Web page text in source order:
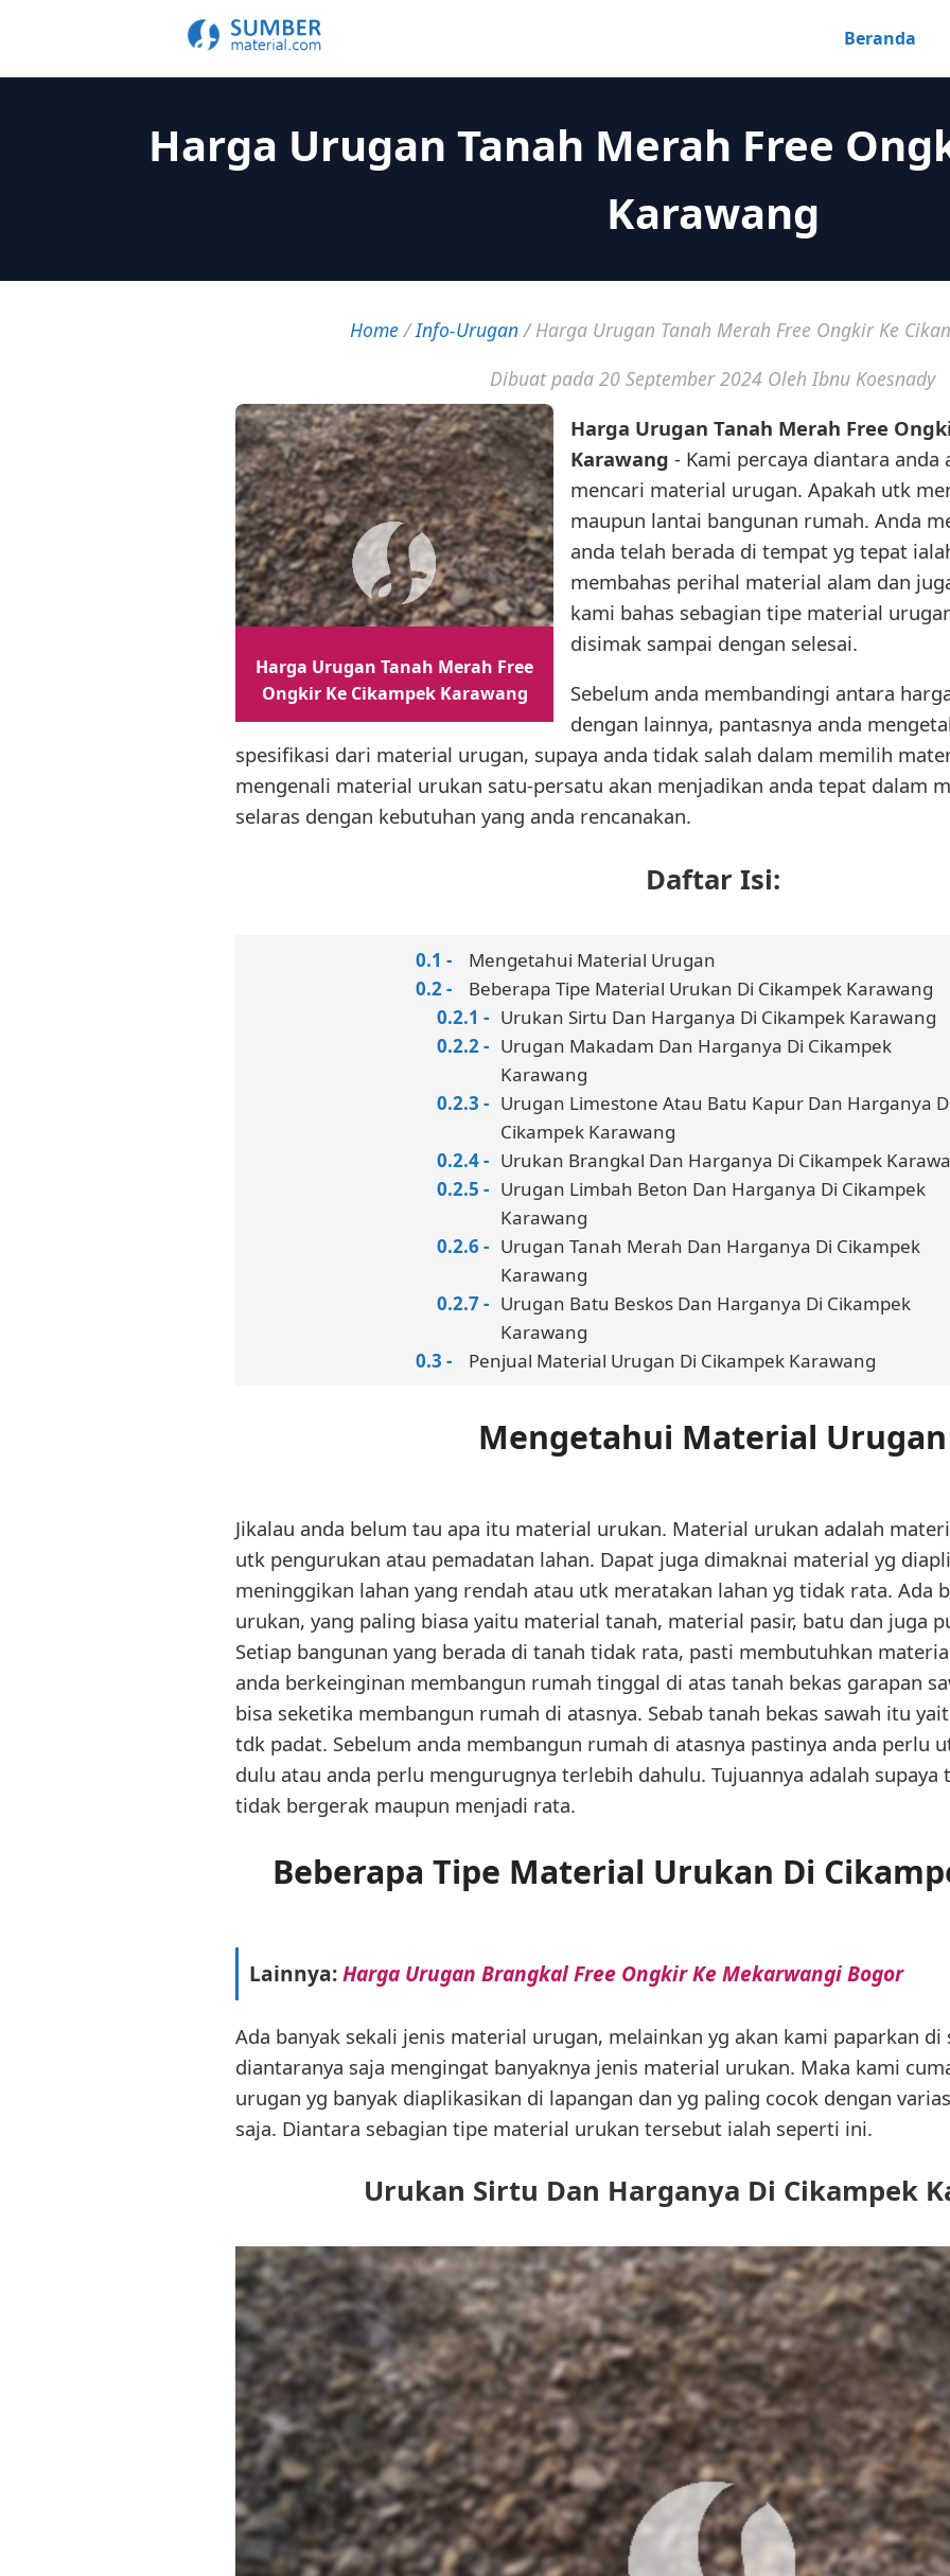
Beranda
Harga Urugan Tanah Merah Free
Karawang
Home/Info-Urugan/Harga Urugan Tanah Merah Free Ongkir Ke
Dibuat pada 20 September 2024 Oleh Ibnu Koesnady
Harga Urugan Tanah Merah Free
Ongkir Ke Cikampek Karawang
Harga Urugan Tanah Merah Free
Karawang - Kami percaya diantara anda
mencari material urugan. Apakah utk
maupun lantai bangunan rumah. Anda
anda telah berada di tempat yg tepat
membahas perihal material alam dan
kami bahas sebagian tipe material
disimak sampai dengan selesai.
Sebelum anda membandingi antara
dengan lainnya, pantasnya anda
spesifikasi dari material urugan, supaya anda tidak salah dalam memilih
mengenali material urukan satu-persatu akan menjadikan anda tepat dalam
selaras dengan kebutuhan yang anda rencanakan.
Daftar Isi:
Mengetahui Material Urugan
Beberapa Tipe Material Urukan Di Cikampek Karawang
Urukan Sirtu Dan Harganya Di Cikampek Karawang
Urugan Makadam Dan Harganya Di Cikampek
Karawang
Urugan Limestone Atau Batu Kapur Dan Harganya
Cikampek Karawang
Urukan Brangkal Dan Harganya Di Cikampek
Urugan Limbah Beton Dan Harganya Di Cikampek
Karawang
Urugan Tanah Merah Dan Harganya Di Cikampek
Karawang
Urugan Batu Beskos Dan Harganya Di Cikampek
Karawang
Penjual Material Urugan Di Cikampek Karawang
Mengetahui Material Urugan
Jikalau anda belum tau apa itu material urukan. Material urukan adalah
utk pengurukan atau pemadatan lahan. Dapat juga dimaknai material yg
meninggikan lahan yang rendah atau utk meratakan lahan yg tidak rata. Ada
urukan, yang paling biasa yaitu material tanah, material pasir, batu dan juga
Setiap bangunan yang berada di tanah tidak rata, pasti membutuhkan
anda berkeinginan membangun rumah tinggal di atas tanah bekas garapan
bisa seketika membangun rumah di atasnya. Sebab tanah bekas sawah itu
tdk padat. Sebelum anda membangun rumah di atasnya pastinya anda perlu
dulu atau anda perlu mengurugnya terlebih dahulu. Tujuannya adalah
tidak bergerak maupun menjadi rata.
Beberapa Tipe Material Urukan Di
Lainnya:Harga Urugan Brangkal Free Ongkir Ke Mekarwangi Bogor
Ada banyak sekali jenis material urugan, melainkan yg akan kami paparkan di
diantaranya saja mengingat banyaknya jenis material urukan. Maka kami
urugan yg banyak diaplikasikan di lapangan dan yg paling cocok dengan
saja. Diantara sebagian tipe material urukan tersebut ialah seperti ini.
Urukan Sirtu Dan Harganya Di Cikampek